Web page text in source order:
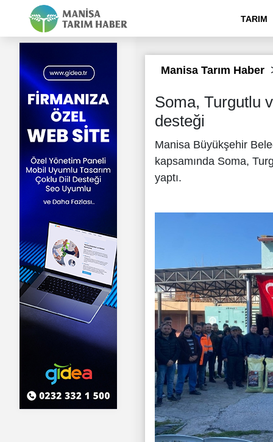
TARIM
Manisa Tarım Haber
Soma, Turgutlu
desteği
Manisa Büyükşehir
kapsamında Soma,
yaptı.